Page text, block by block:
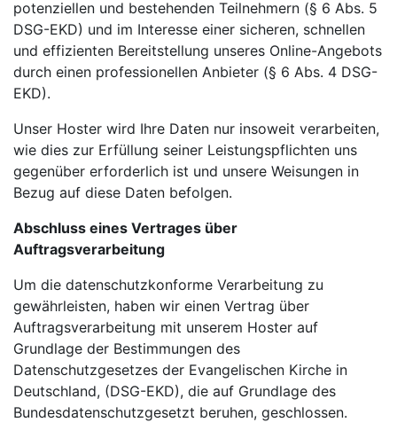
potenziellen und bestehenden Teilnehmern (§ 6 Abs. 5
DSG-EKD) und im Interesse einer sicheren, schnellen
und effizienten Bereitstellung unseres Online-Angebots
durch einen professionellen Anbieter (§ 6 Abs. 4 DSG-
EKD).
Unser Hoster wird Ihre Daten nur insoweit verarbeiten,
wie dies zur Erfüllung seiner Leistungspflichten uns
gegenüber erforderlich ist und unsere Weisungen in
Bezug auf diese Daten befolgen.
Abschluss eines Vertrages über
Auftragsverarbeitung
Um die datenschutzkonforme Verarbeitung zu
gewährleisten, haben wir einen Vertrag über
Auftragsverarbeitung mit unserem Hoster auf
Grundlage der Bestimmungen des
Datenschutzgesetzes der Evangelischen Kirche in
Deutschland, (DSG-EKD), die auf Grundlage des
Bundesdatenschutzgesetzt beruhen, geschlossen.